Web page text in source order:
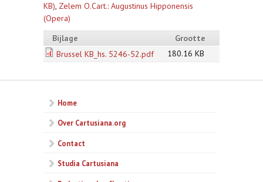
KB), Zelem O.Cart.: Augustinus Hipponensis
(Opera)
Bijlage
Grootte
Brussel KB_hs. 5246-52.pdf
180.16 KB
Home
Over Cartusiana.org
Contact
Studia Cartusiana